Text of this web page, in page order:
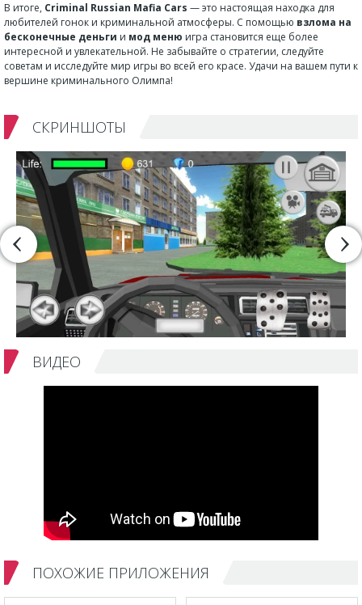
В итоге, Criminal Russian Mafia Cars — это настоящая находка для
любителей гонок и криминальной атмосферы. С помощью взлома на
бесконечные деньги и мод меню игра становится еще более
интересной и увлекательной. Не забывайте о стратегии, следуйте
советам и исследуйте мир игры во всей его красе. Удачи на вашем пути к
вершине криминального Олимпа!
СКРИНШОТЫ
ВИДЕО
ПОХОЖИЕ ПРИЛОЖЕНИЯ